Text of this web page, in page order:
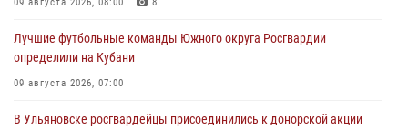
09 августа 2026, 08:00 8
Лучшие футбольные команды Южного округа Росгвардии
определили на Кубани
09 августа 2026, 07:00
В Ульяновске росгвардейцы присоединились к донорской акции